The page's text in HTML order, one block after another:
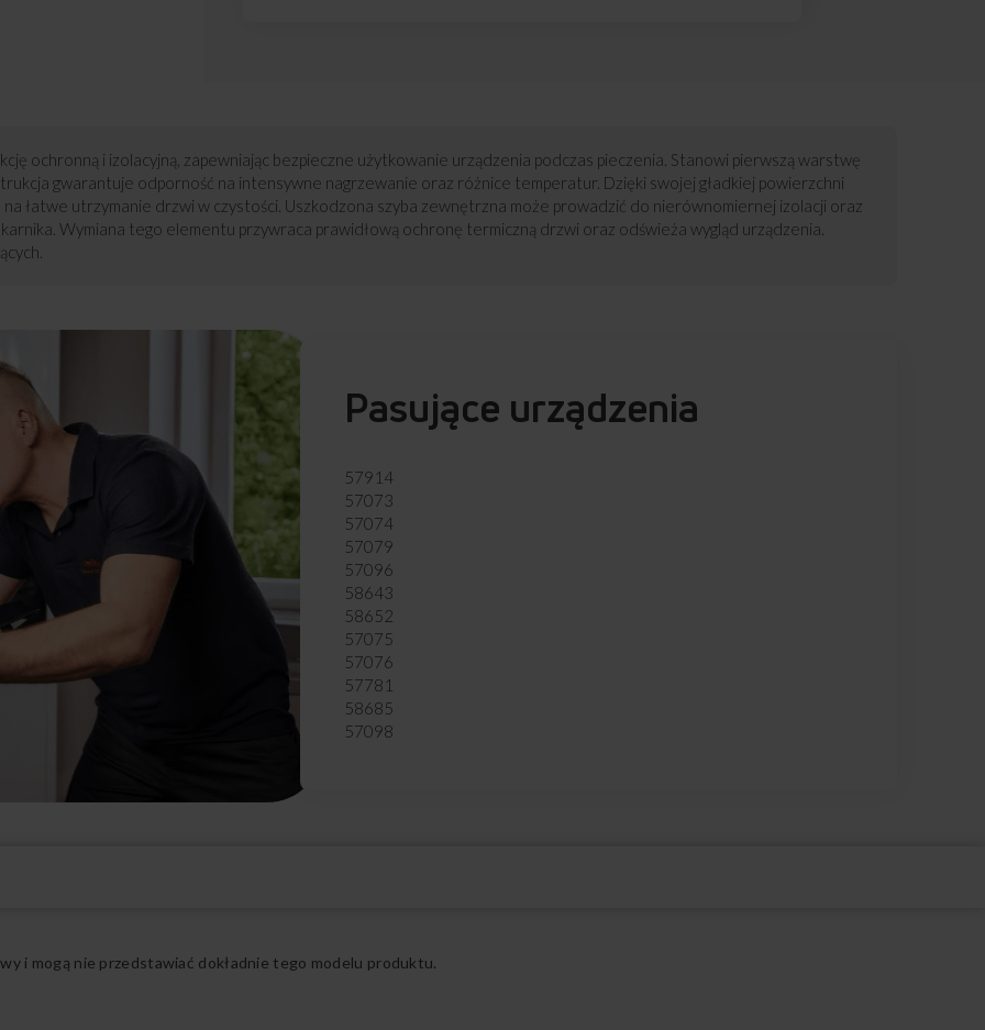
ochronną i izolacyjną, zapewniając bezpieczne użytkowanie urządzenia podczas pieczenia. Stanowi pierwszą warstwę
gwarantuje odporność na intensywne nagrzewanie oraz różnice temperatur. Dzięki swojej gładkiej powierzchni
łatwe utrzymanie drzwi w czystości. Uszkodzona szyba zewnętrzna może prowadzić do nierównomiernej izolacji oraz
Wymiana tego elementu przywraca prawidłową ochronę termiczną drzwi oraz odświeża wygląd urządzenia.
Pasujące urządzenia
57914
57073
57074
57079
57096
58643
58652
57075
57076
57781
58685
57098
57782
i mogą nie przedstawiać dokładnie tego modelu produktu.